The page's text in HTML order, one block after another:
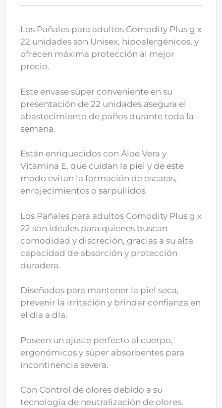
Los Pañales para adultos Comodity Plus g x
22 unidades son Unisex, hipoalergénicos, y
ofrecen máxima protección al mejor
precio.
Este envase súper conveniente en su
presentación de 22 unidades asegura el
abastecimiento de paños durante toda la
semana.
Están enriquecidos con Áloe Vera y
Vitamina E, que cuidan la piel y de este
modo evitan la formación de escaras,
enrojecimientos o sarpullidos.
Los Pañales para adultos Comodity Plus g x
22 son ideales para quienes buscan
comodidad y discreción, gracias a su alta
capacidad de absorción y protección
duradera.
Diseñados para mantener la piel seca,
prevenir la irritación y brindar confianza en
el día a día.
Poseen un ajuste perfecto al cuerpo,
ergonómicos y súper absorbentes para
incontinencia severa.
Con Control de olores debido a su
tecnología de neutralización de olores.